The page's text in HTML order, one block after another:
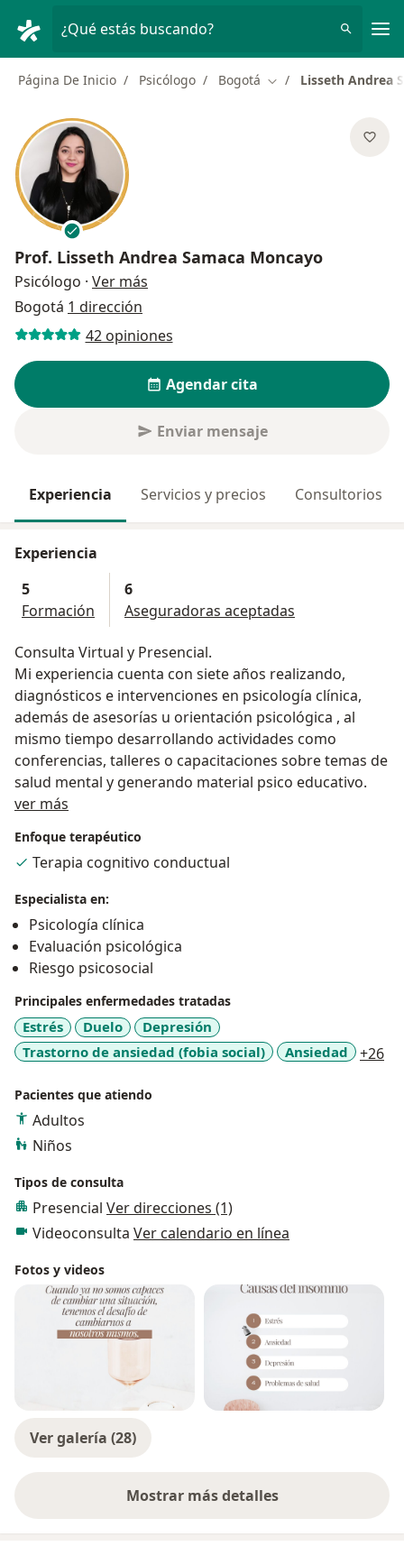
¿Qué estás buscando?
Página De Inicio Psicólogo Bogotá Cambiar de ciudad
Lisseth Andrea
Prof. Lisseth Andrea Samaca Moncayo
Psicólogo · Ver más
Bogotá 1 dirección
42 opiniones
Agendar cita
Enviar mensaje
Experiencia Servicios y precios Consultorios
Experiencia
5
Formación
6
Aseguradoras aceptadas
Consulta Virtual y Presencial.
Mi experiencia cuenta con siete años realizando,
diagnósticos e intervenciones en psicología clínica,
además de asesorías u orientación psicológica , al
mismo tiempo desarrollando actividades como
conferencias, talleres o capacitaciones sobre temas de
salud mental y generando material psico educativo.
ver más
Enfoque terapéutico
Terapia cognitivo conductual
Especialista en:
Psicología clínica
Evaluación psicológica
Riesgo psicosocial
Principales enfermedades tratadas
Estrés Duelo
Depresión
Trastorno de ansiedad (fobia social)
Ansiedad +26
Pacientes que atiendo
Adultos
Niños
Tipos de consulta
Presencial Ver direcciones (1)
Videoconsulta Ver calendario en línea
Fotos y videos
Ver galería (28)
Mostrar más detalles
sobre la experiencia